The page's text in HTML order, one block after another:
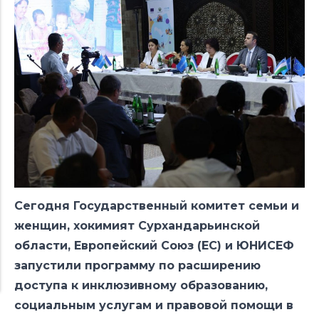
Сегодня Государственный комитет семьи и
женщин, хокимият Сурхандарьинской
области, Европейский Союз (ЕС) и ЮНИСЕФ
запустили программу по расширению
доступа к инклюзивному образованию,
социальным услугам и правовой помощи в